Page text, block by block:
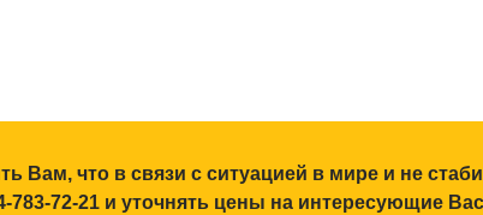
Вам, что в связи с ситуацией в мире и не
783-72-21 и уточнять цены на интересующие